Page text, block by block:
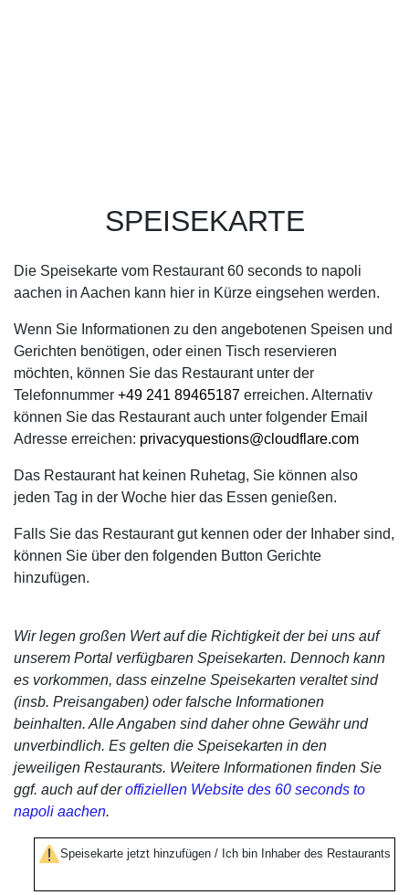
SPEISEKARTE
Die Speisekarte vom Restaurant 60 seconds to napoli
aachen in Aachen kann hier in Kürze eingsehen werden.
Wenn Sie Informationen zu den angebotenen Speisen und
Gerichten benötigen, oder einen Tisch reservieren
möchten, können Sie das Restaurant unter der
Telefonnummer +49 241 89465187 erreichen. Alternativ
können Sie das Restaurant auch unter folgender Email
Adresse erreichen: privacyquestions@cloudflare.com
Das Restaurant hat keinen Ruhetag, Sie können also
jeden Tag in der Woche hier das Essen genießen.
Falls Sie das Restaurant gut kennen oder der Inhaber sind,
können Sie über den folgenden Button Gerichte
hinzufügen.
Wir legen großen Wert auf die Richtigkeit der bei uns auf
unserem Portal verfügbaren Speisekarten. Dennoch kann
es vorkommen, dass einzelne Speisekarten veraltet sind
(insb. Preisangaben) oder falsche Informationen
beinhalten. Alle Angaben sind daher ohne Gewähr und
unverbindlich. Es gelten die Speisekarten in den
jeweiligen Restaurants. Weitere Informationen finden Sie
ggf. auch auf deroffiziellen Website des 60 seconds to
napoli aachen.
Speisekarte jetzt hinzufügen / Ich bin Inhaber des Restaurants